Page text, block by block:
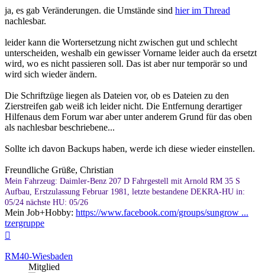
ja, es gab Veränderungen. die Umstände sind hier im Thread
nachlesbar.
leider kann die Wortersetzung nicht zwischen gut und schlecht
unterscheiden, weshalb ein gewisser Vorname leider auch da ersetzt
wird, wo es nicht passieren soll. Das ist aber nur temporär so und
wird sich wieder ändern.
Die Schriftzüge liegen als Dateien vor, ob es Dateien zu den
Zierstreifen gab weiß ich leider nicht. Die Entfernung derartiger
Hilfenaus dem Forum war aber unter anderem Grund für das oben
als nachlesbar beschriebene...
Sollte ich davon Backups haben, werde ich diese wieder einstellen.
Freundliche Grüße, Christian
Mein Fahrzeug: Daimler-Benz 207 D Fahrgestell mit Arnold RM 35 S
Aufbau, Erstzulassung Februar 1981, letzte bestandene DEKRA-HU in:
05/24 nächste HU: 05/26
Mein Job+Hobby: https://www.facebook.com/groups/sungrow ...
tzergruppe
RM40-Wiesbaden
Mitglied